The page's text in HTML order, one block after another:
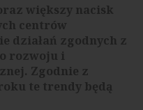
większy nacisk
centrów
działań zgodnych z
rozwoju i
Zgodnie z
te trendy będą